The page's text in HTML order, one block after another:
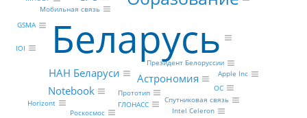
Беларусь
НАН Беларуси Астрономия
Notebook
Президент Белоруссии
Мобильная связь
Прототип
Спутниковая связь
ОС
Apple Inc
GSMA
Horizont
Роскосмос
ГЛОНАСС
Intel Celeron
IOI